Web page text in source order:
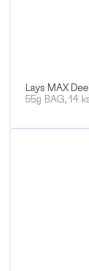
Lays MAX
55g BAG, 14